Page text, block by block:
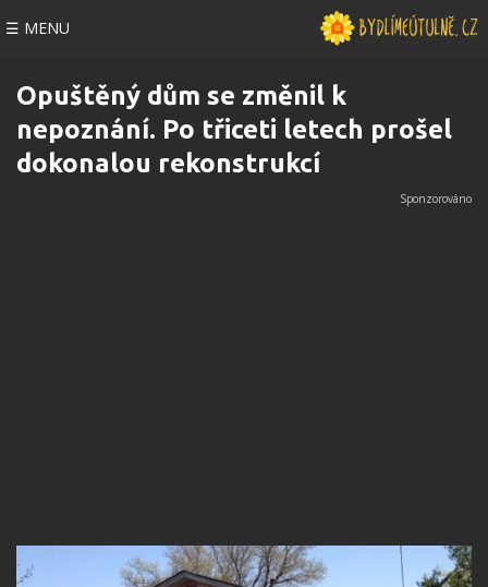
☰ MENU
Opuštěný dům se změnil k
nepoznání. Po třiceti letech prošel
dokonalou rekonstrukcí